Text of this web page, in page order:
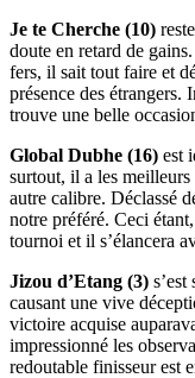
Je te Cherche (10)
doute en retard de
fers, il sait tout faire et
présence des
trouve une belle
Global Dubhe (16) est
surtout, il a les meilleurs
autre calibre. Déclassé
notre préféré. Ceci
tournoi et il s’élancera
Jizou d’Etang (3)
causant une vive
victoire acquise
impressionné les
redoutable finisseur est